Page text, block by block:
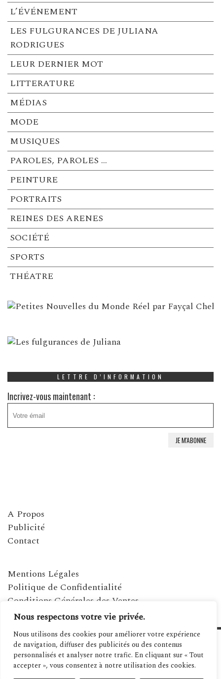
Nous respectons votre vie privée.
Nous utilisons des cookies pour améliorer votre expérience
de navigation, diffuser des publicités ou des contenus
personnalisés et analyser notre trafic. En cliquant sur « Tout
accepter », vous consentez à notre utilisation des cookies.
L’ÉVÉNEMENT
LES FULGURANCES DE JULIANA
RODRIGUES
LEUR DERNIER MOT
LITTERATURE
MÉDIAS
MODE
MUSIQUES
PAROLES, PAROLES …
PEINTURE
PORTRAITS
REINES DES ARENES
SOCIÉTÉ
SPORTS
THÉATRE
LETTRE D’INFORMATION
Incrivez-vous maintenant :
A Propos
Publicité
Contact
Mentions Légales
Politique de Confidentialité
Conditions Générales des Ventes